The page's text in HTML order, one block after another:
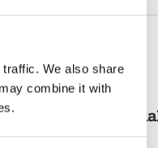
We also share
combine it with
puntando su